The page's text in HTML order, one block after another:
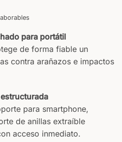
para portátil
de forma fiable un
contra arañazos e impactos
para smartphone,
de anillas extraíble
acceso inmediato.